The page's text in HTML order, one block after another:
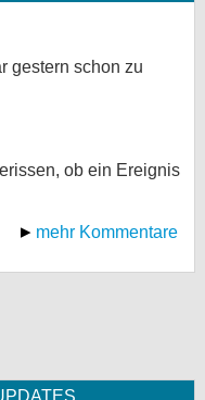
gestern schon zu
ob ein Ereignis
mehr Kommentare